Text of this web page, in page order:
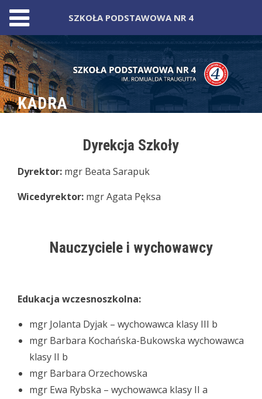
Skip
to
content
KADRA
Dyrekcja Szkoły
Dyrektor: mgr Beata Sarapuk
Wicedyrektor: mgr Agata Pęksa
Nauczyciele i wychowawcy
Edukacja wczesnoszkolna:
mgr Jolanta Dyjak – wychowawca klasy III b
mgr Barbara Kochańska-Bukowska wychowawca
klasy II b
mgr Barbara Orzechowska
mgr Ewa Rybska – wychowawca klasy II a
SZKOŁA PODSTAWOWA NR 4